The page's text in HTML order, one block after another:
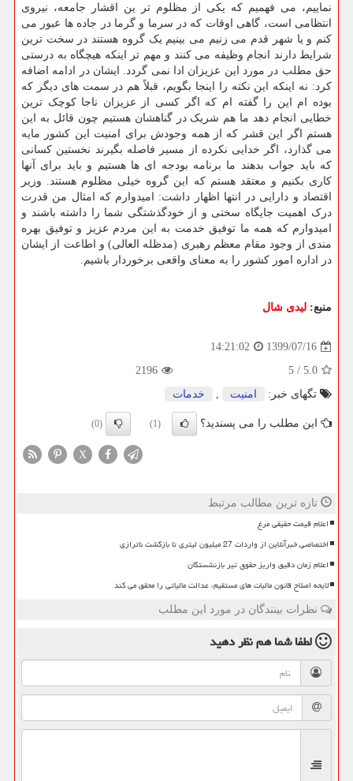
نماییم، می فهمیم که یکی از مظلوم تر ین اقشار جامعه، نیروی
انتظامی است، گاهی اوقات که در سرما و گرما در جاده ها عبور می
کنم و یا شهر قدم می زنیم می بینیم یک گروه هستند در سخت ترین
شرایط دارند انجام وظیفه می کنند و مهم تر اینکه هیچگاه به درستی
حق مطلب در مورد این عزیزان ادا نمی گردد. ایشان در ادامه اضافه
کرد: نه اینکه این نکته را اینجا بگویم، قبلاً هم در سمت های دیگر که
بوده ام این را گفته ام که اگر کسی از عزیزان ناجا کوچک ترین
خطایی انجام دهد ما هم شریک در گناهشان هستیم چون قائل به این
هستم اگر این قشر که از همه وجودش برای امنیت این کشور مایه
می گذارد، اگر خدایی نکرده از مسیر فاصله بگیرند نخستین کسانی
که باید جواب بدهند ما برنامه بودجه ای ها هستیم و باید برای آنها
کاری بکنیم و معتقد هستم که این گروه خیلی مظلوم هستند. وزیر
اقتصاد و دارایی در انتها اظهار داشت: امیدوارم که امثال من قدرت
درک اهمیت جایگاه سختی و از خودگذشتگی شما را داشته باشند و
امیدوارم که همه ما توفیق خدمت به این مردم عزیز و توفیق بهره
مندی از وجود مقام معظم رهبری (مدظله العالی) و اطاعت از ایشان
در اداره امور کشور را به معنای واقعی برخوردار باشیم.
منبع: لیدی شال
1399/07/16
14:21:02
5.0
/
5
2196
تگهای خبر:
امنیت , خدمات
این مطلب را می پسندید؟ (1)
(0)
X
تازه ترین مطالب مرتبط
اعلام قیمت حقیقی مرغ
اختصاصی خبرآنلاین از واردات 27 میلیون لیتری تا بازگشت ناترازی
اعلام زمان دقیق واریز حقوق تیر بازنشستگان
لایحه اصلاح قانون مالیات های مستقیم، عدالت مالیاتی را محقق می کند
نظرات بینندگان در مورد این مطلب
لطفا شما همنظر دهید